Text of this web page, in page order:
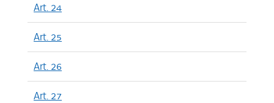
Art. 24
Art. 25
Art. 26
Art. 27